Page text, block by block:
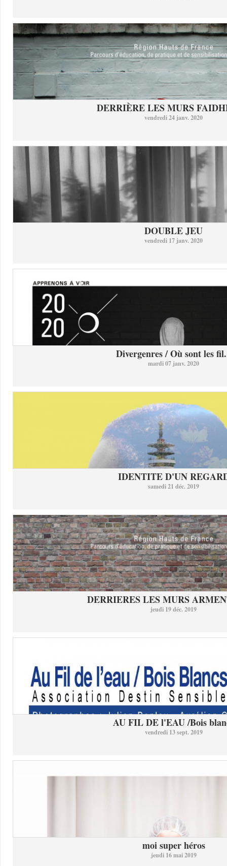
DERRIÈRE LES MURS
vendredi 24 janv. 2020
DOUBLE JEU
vendredi 17 janv. 2020
Divergenres / Où sont les
mardi 07 janv. 2020
IDENTITE D'UN
samedi 21 déc. 2019
DERRIERES LES MURS
jeudi 19 déc. 2019
AU FIL DE l'EAU /Bois
vendredi 13 sept. 2019
moi super héros
jeudi 16 mai 2019